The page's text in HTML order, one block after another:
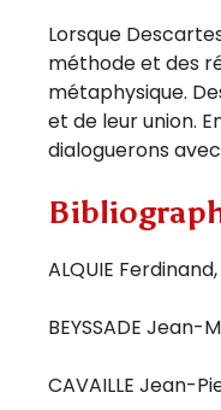
Lorsque
méthode et des
métaphysique.
et de leur union.
dialoguerons
ALQUIE Ferdinand,
BEYSSADE Jean-
CAVAILLE Jean-